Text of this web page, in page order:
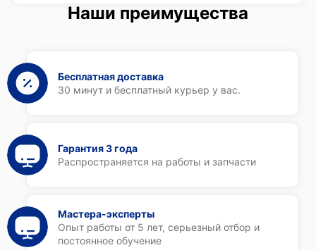
Наши преимущества
Бесплатная доставка
30 минут и бесплатный курьер у вас.
Гарантия 3 года
Распространяется на работы и запчасти
Мастера-эксперты
Опыт работы от 5 лет, серьезный отбор и
постоянное обучение